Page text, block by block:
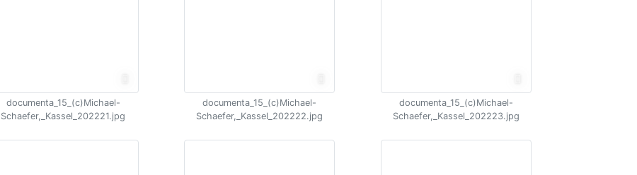
documenta_15_(c)Michael-
Schaefer,_Kassel_202221.jpg
documenta_15_(c)Michael-
Schaefer,_Kassel_202222.jpg
documenta_15_(c)Michael-
Schaefer,_Kassel_202223.jpg